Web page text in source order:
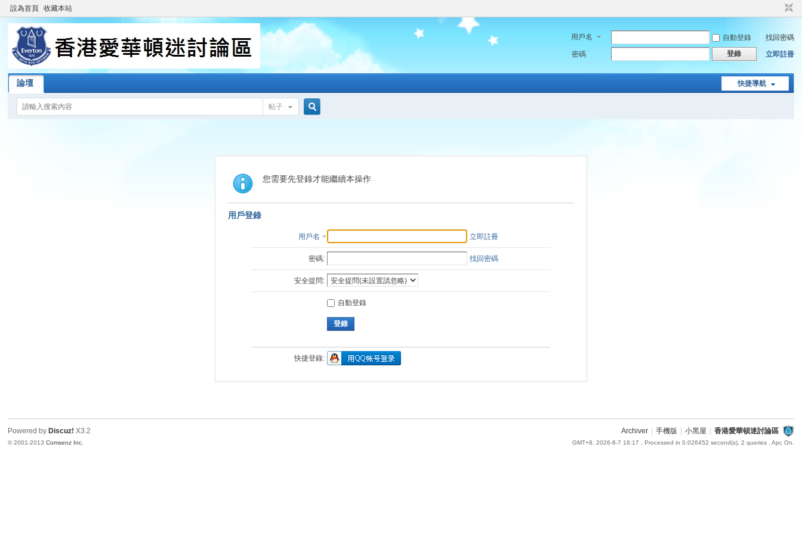
設為首頁 收藏本站
用戶名 自動登錄
找回密碼
密碼
登錄 立即註冊
快捷導航
論壇
帖子
索
您需要先登錄才能繼續本操作
用戶登錄
用戶名 立即註冊
密碼: 找回密碼
安全提問:
自動登錄
登錄
快捷登錄:
Archiver 手機版 小黑屋 香港愛華頓迷討論區
GMT+8, 2026-8-7 16:17 , Processed in 0.026452 second(s), 2 queries , Apc On.
Powered by Discuz! X3.2
© 2001-2013Comsenz Inc.